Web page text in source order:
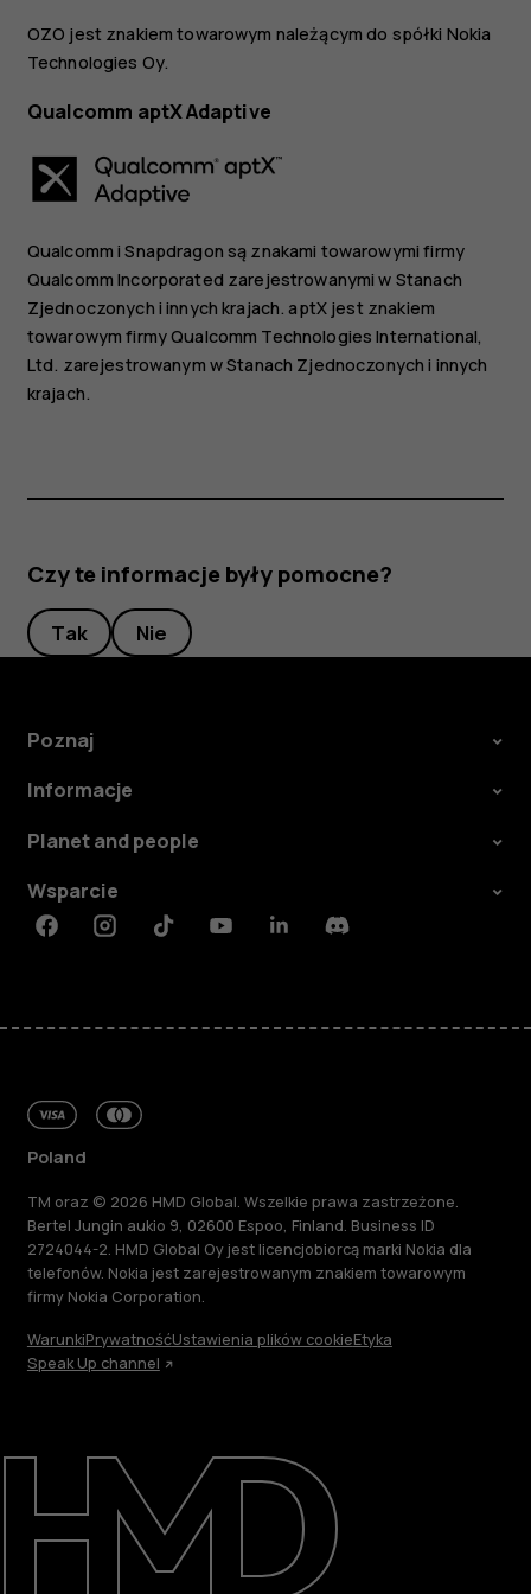
Naprawa i recykling
Zrównoważony rozwój
Wsparcie
OZO jest znakiem towarowym należącym do spółki Nokia
Technologies Oy.
Qualcomm aptX Adaptive
Qualcomm i Snapdragon są znakami towarowymi firmy
Qualcomm Incorporated zarejestrowanymi w Stanach
Zjednoczonych i innych krajach. aptX jest znakiem
towarowym firmy Qualcomm Technologies International,
Ltd. zarejestrowanym w Stanach Zjednoczonych i innych
krajach.
Czy te informacje były pomocne?
Tak Nie
Poznaj
Informacje
Planet and people
Wsparcie
FacebookInstagramTiktokYoutubeLinkedinDiscord
Poland
TM oraz © 2026 HMD Global. Wszelkie prawa zastrzeżone.
Bertel Jungin aukio 9, 02600 Espoo, Finland. Business ID
2724044-2. HMD Global Oy jest licencjobiorcą marki Nokia dla
telefonów. Nokia jest zarejestrowanym znakiem towarowym
firmy Nokia Corporation.
WarunkiPrywatnośćUstawienia plików cookieEtyka
Speak Up channel